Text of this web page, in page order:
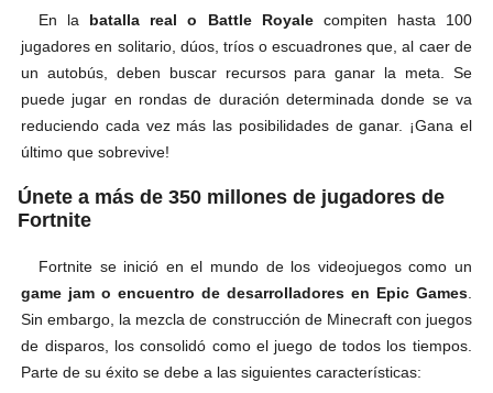
En la batalla real o Battle Royalecompiten hasta 100
jugadores en solitario, dúos, tríos o escuadrones que, al caer de
un autobús, deben buscar recursos para ganar la meta. Se
puede jugar en rondas de duración determinada donde se va
reduciendo cada vez más las posibilidades de ganar. ¡Gana el
último que sobrevive!
Únete a más de 350 millones de jugadores de
Fortnite
Fortnite se inició en el mundo de los videojuegos como un
game jam o encuentro de desarrolladores en Epic Games.
Sin embargo, la mezcla de construcción de Minecraft con juegos
de disparos, los consolidó como el juego de todos los tiempos.
Parte de su éxito se debe a las siguientes características: